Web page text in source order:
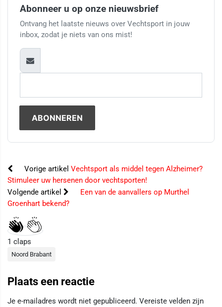
Abonneer u op onze nieuwsbrief
Ontvang het laatste nieuws over Vechtsport in jouw
inbox, zodat je niets van ons mist!
Vorige artikel Vechtsport als middel tegen Alzheimer?
Stimuleer uw hersenen door vechtsporten!
Volgende artikel
Een van de aanvallers op Murthel
Groenhart bekend?
1 claps
Noord Brabant
Plaats een reactie
Je e-mailadres wordt niet gepubliceerd. Vereiste velden zijn